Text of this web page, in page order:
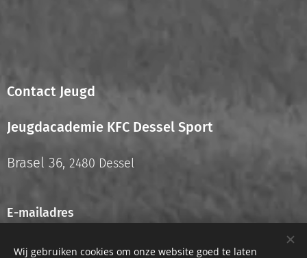
Contact Jeugd
Jeugdacademie KFC Dessel Sport
Brasel 36, 2480 Dessel
E-mailadres
Wij gebruiken cookies om onze website goed te laten